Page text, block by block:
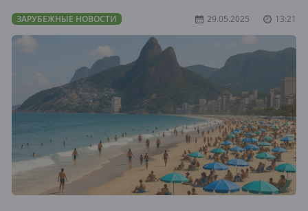
ЗАРУБЕЖНЫЕ НОВОСТИ 29.05.2025 13:21